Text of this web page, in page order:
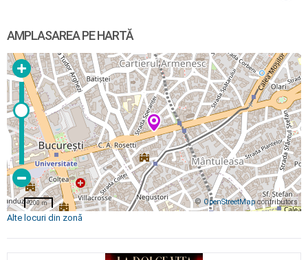
AMPLASAREA PE HARTĂ
© OpenStreetMapcontributors
200 m
Alte locuri din zonă